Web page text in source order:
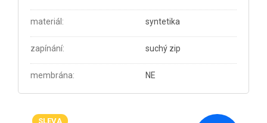
materiál : syntetika
zapínání: suchý zip
membrána: NE
SLEVA